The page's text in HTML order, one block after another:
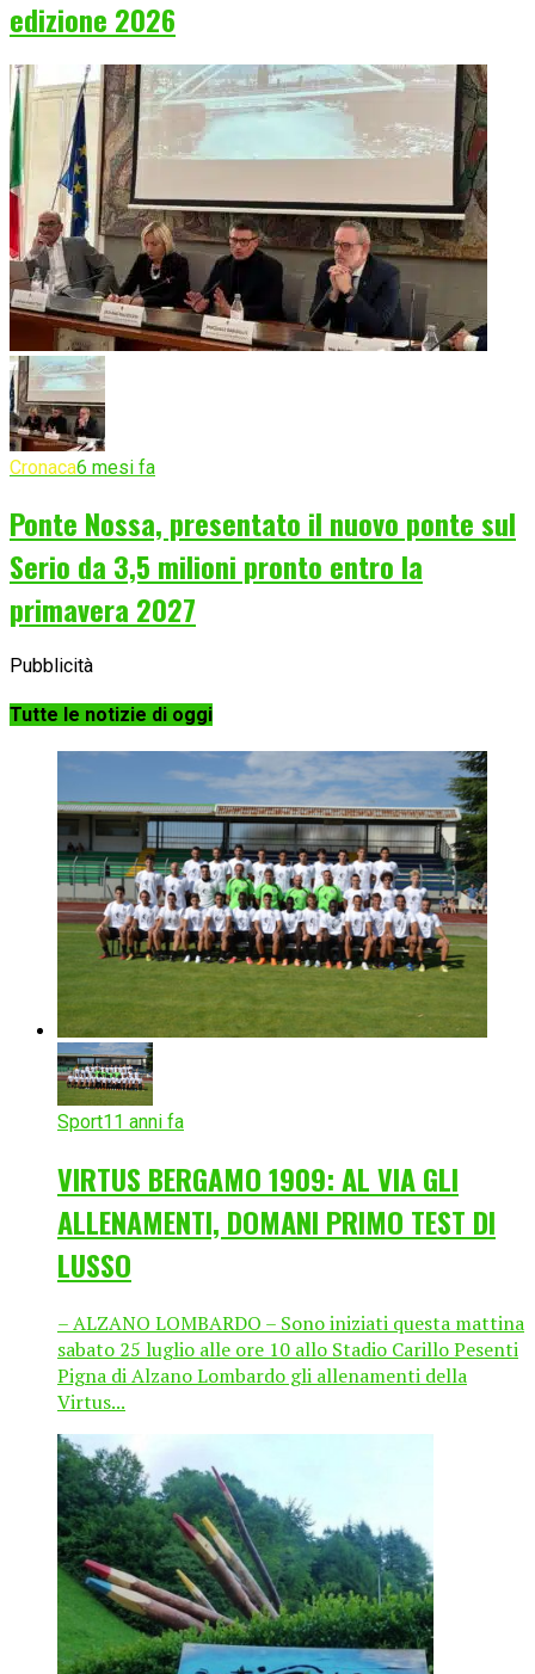
edizione 2026
Cronaca6 mesi fa
Ponte Nossa, presentato il nuovo ponte sul
Serio da 3,5 milioni pronto entro la
primavera 2027
Pubblicità
Tutte le notizie di oggi
Sport11 anni fa
VIRTUS BERGAMO 1909: AL VIA GLI
ALLENAMENTI, DOMANI PRIMO TEST DI
LUSSO
– ALZANO LOMBARDO – Sono iniziati questa mattina
sabato 25 luglio alle ore 10 allo Stadio Carillo Pesenti
Pigna di Alzano Lombardo gli allenamenti della
Virtus...